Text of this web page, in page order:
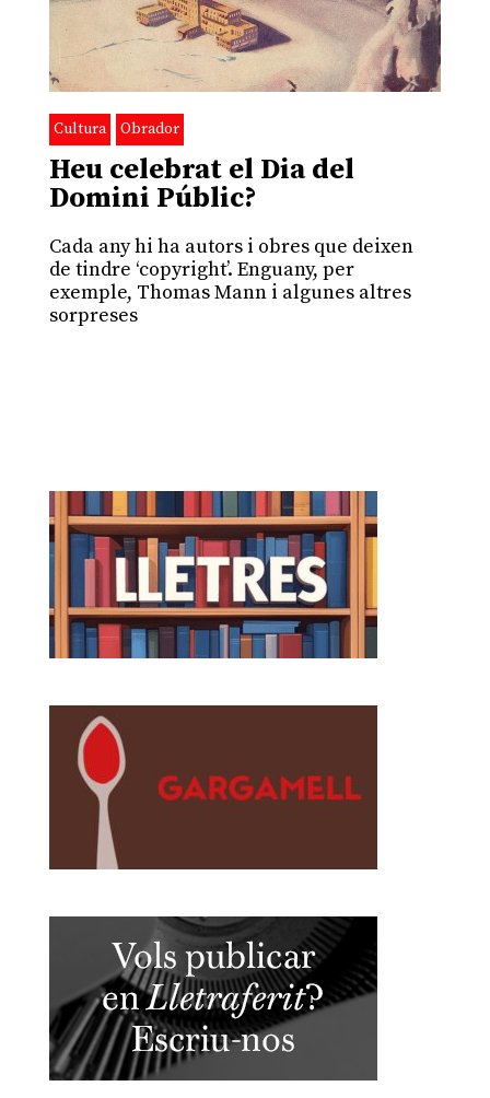
Cultura Obrador
Heu celebrat el Dia del
Domini Públic?
Cada any hi ha autors i obres que deixen
de tindre ‘copyright’. Enguany, per
exemple, Thomas Mann i algunes altres
sorpreses